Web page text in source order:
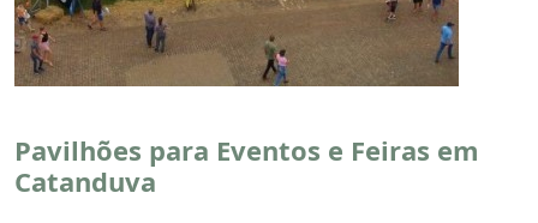
Pavilhões para Eventos e Feiras em
Catanduva